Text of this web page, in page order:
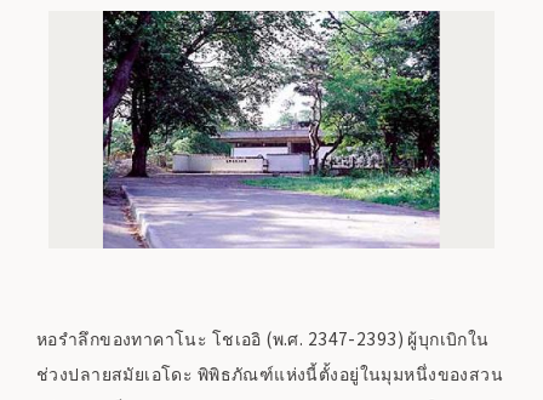
หอรำลึกของทาคาโนะ โชเออิ (พ.ศ. 2347-2393) ผู้บุกเบิกใน
ช่วงปลายสมัยเอโดะ พิพิธภัณฑ์แห่งนี้ตั้งอยู่ในมุมหนึ่งของสวน